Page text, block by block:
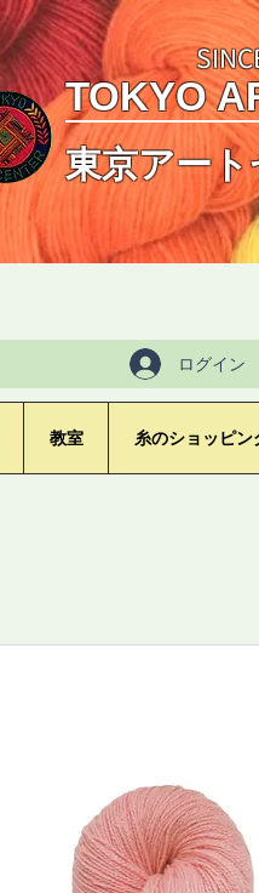
TOKYO
東京アー
ログイン
教室 糸のショッピン